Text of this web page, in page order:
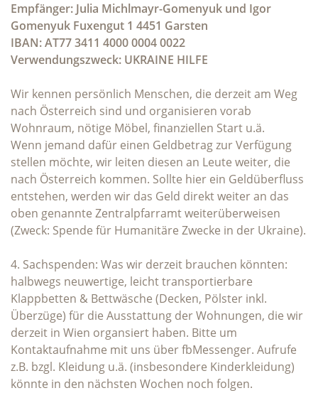
Empfänger: Julia Michlmayr-Gomenyuk und Igor
Gomenyuk Fuxengut 1 4451 Garsten
IBAN: AT77 3411 4000 0004 0022
Verwendungszweck: UKRAINE HILFE
Wir kennen persönlich Menschen, die derzeit am Weg
nach Österreich sind und organisieren vorab
Wohnraum, nötige Möbel, finanziellen Start u.ä.
Wenn jemand dafür einen Geldbetrag zur Verfügung
stellen möchte, wir leiten diesen an Leute weiter, die
nach Österreich kommen. Sollte hier ein Geldüberfluss
entstehen, werden wir das Geld direkt weiter an das
oben genannte Zentralpfarramt weiterüberweisen
(Zweck: Spende für Humanitäre Zwecke in der Ukraine).
4. Sachspenden: Was wir derzeit brauchen könnten:
halbwegs neuwertige, leicht transportierbare
Klappbetten & Bettwäsche (Decken, Pölster inkl.
Überzüge) für die Ausstattung der Wohnungen, die wir
derzeit in Wien organsiert haben. Bitte um
Kontaktaufnahme mit uns über fbMessenger. Aufrufe
z.B. bzgl. Kleidung u.ä. (insbesondere Kinderkleidung)
könnte in den nächsten Wochen noch folgen.